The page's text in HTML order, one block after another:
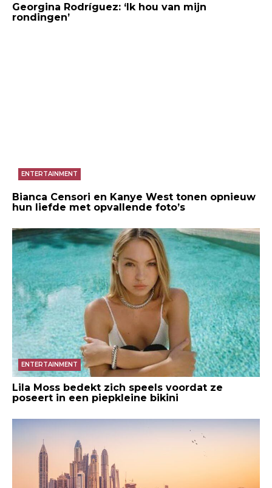
Georgina Rodríguez: ‘Ik hou van mijn
rondingen’
ENTERTAINMENT
Bianca Censori en Kanye West tonen opnieuw
hun liefde met opvallende foto’s
ENTERTAINMENT
Lila Moss bedekt zich speels voordat ze
poseert in een piepkleine bikini